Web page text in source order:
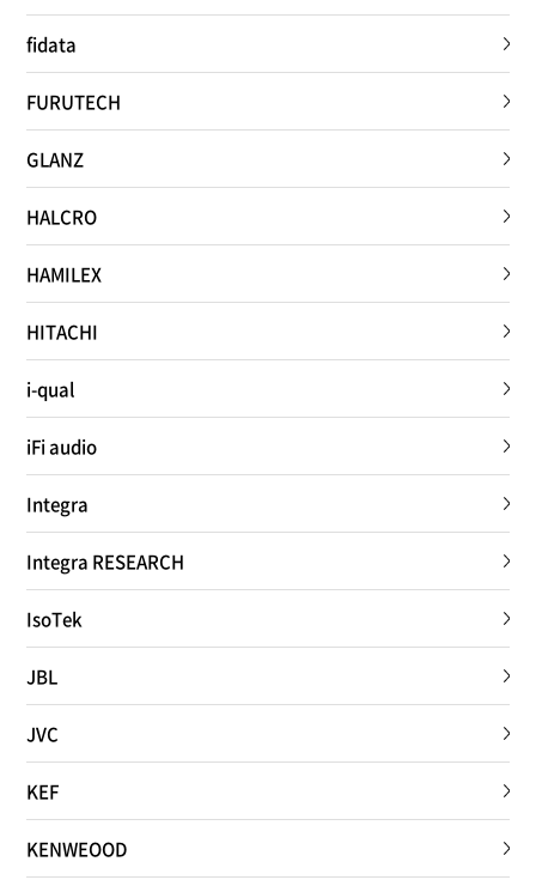
fidata
FURUTECH
GLANZ
HALCRO
HAMILEX
HITACHI
i-qual
iFi audio
Integra
Integra RESEARCH
IsoTek
JBL
JVC
KEF
KENWEOOD